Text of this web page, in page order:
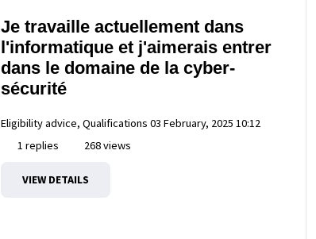
Je travaille actuellement dans
l'informatique et j'aimerais entrer
dans le domaine de la cyber-
sécurité
Eligibility advice, Qualifications 03 February, 2025 10:12
1 replies
268 views
VIEW DETAILS